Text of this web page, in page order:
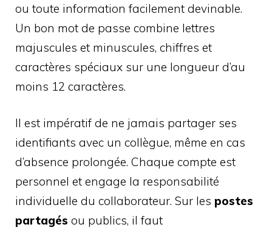
ou toute information facilement devinable.
Un bon mot de passe combine lettres
majuscules et minuscules, chiffres et
caractères spéciaux sur une longueur d’au
moins 12 caractères.
Il est impératif de ne jamais partager ses
identifiants avec un collègue, même en cas
d’absence prolongée. Chaque compte est
personnel et engage la responsabilité
individuelle du collaborateur. Sur les postes
partagés ou publics, il faut